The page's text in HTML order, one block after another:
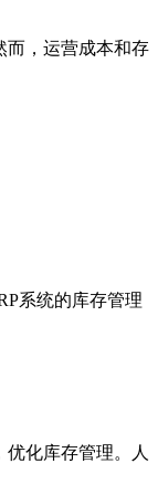
，运营成本和存
系统的库存管理
化库存管理。人